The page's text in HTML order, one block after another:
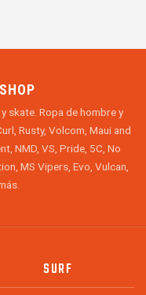
skate. Ropa de hombre y
Rusty, Volcom, Maui and
NMD, VS, Pride, 5C, No
MS Vipers, Evo, Vulcan,
SURF